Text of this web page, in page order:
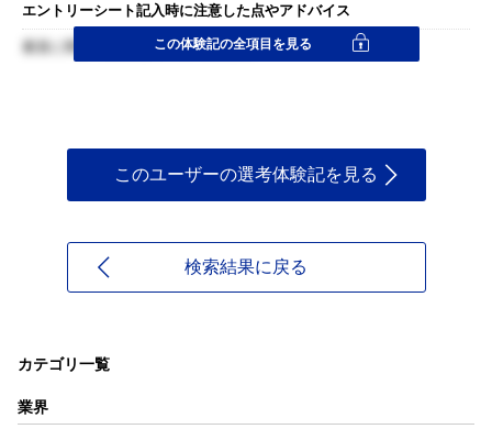
エントリーシート記入時に注意した点やアドバイス
素直に聞かれたことに対して答えた。
この体験記の全項目を見る
このユーザーの選考体験記を見る
検索結果に戻る
カテゴリ一覧
業界